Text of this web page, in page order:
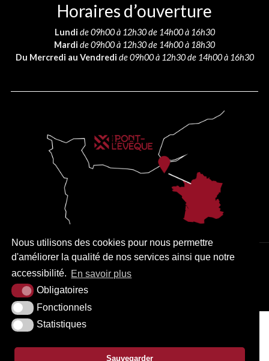
Nous utilisons des cookies pour nous permettre
d'améliorer la qualité de nos services ainsi que notre
accessibilité. En savoir plus
Obligatoires
Fonctionnels
Statistiques
Sauvegarder
Horaires d’ouverture
Lundi de 09h00 à 12h30 de 14h00 à 16h30
Mardi de 09h00 à 12h30 de 14h00 à 18h30
Du Mercredi au Vendredi de 09h00 à 12h30 de 14h00 à 16h30
PLAN DU SITE MENTIONS LÉGALES ACCESSIBILITÉ